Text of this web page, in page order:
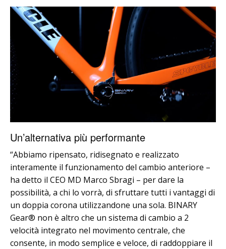
Un’alternativa più performante
“Abbiamo ripensato, ridisegnato e realizzato
interamente il funzionamento del cambio anteriore –
ha detto il CEO MD Marco Sbragi – per dare la
possibilità, a chi lo vorrà, di sfruttare tutti i vantaggi di
un doppia corona utilizzandone una sola. BINARY
Gear® non è altro che un sistema di cambio a 2
velocità integrato nel movimento centrale, che
consente, in modo semplice e veloce, di raddoppiare il